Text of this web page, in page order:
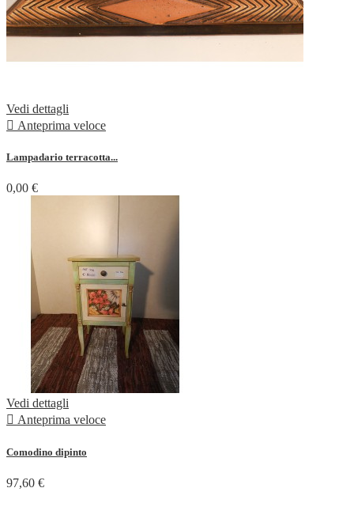
Vedi dettagli
 Anteprima veloce
Lampadario terracotta...
0,00 €
Vedi dettagli
 Anteprima veloce
Comodino dipinto
97,60 €